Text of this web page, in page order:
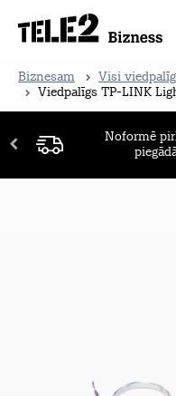
Biznesam Visi
Viedpalīgs TP-LINK
Noformē